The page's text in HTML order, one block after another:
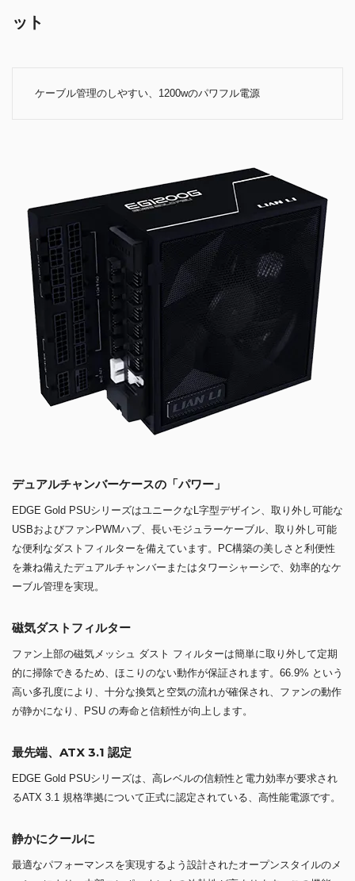
ット
ケーブル管理のしやすい、1200wのパワフル電源
デュアルチャンバーケースの「パワー」
EDGE Gold PSUシリーズはユニークなL字型デザイン、取り外し可能な
USBおよびファンPWMハブ、長いモジュラーケーブル、取り外し可能
な便利なダストフィルターを備えています。PC構築の美しさと利便性
を兼ね備えたデュアルチャンバーまたはタワーシャーシで、効率的なケ
ーブル管理を実現。
磁気ダストフィルター
ファン上部の磁気メッシュ ダスト フィルターは簡単に取り外して定期
的に掃除できるため、ほこりのない動作が保証されます。66.9% という
高い多孔度により、十分な換気と空気の流れが確保され、ファンの動作
が静かになり、PSU の寿命と信頼性が向上します。
最先端、ATX 3.1 認定
EDGE Gold PSUシリーズは、高レベルの信頼性と電力効率が要求され
るATX 3.1 規格準拠について正式に認定されている、高性能電源です。
静かにクールに
最適なパフォーマンスを実現するよう設計されたオープンスタイルのメ